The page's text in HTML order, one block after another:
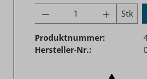
Produkt Anzahl:
Stk
Produktnummer:
Hersteller-Nr.: